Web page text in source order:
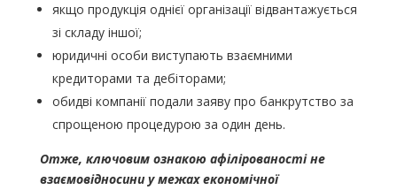
якщо продукція однієї організації відвантажується
зі складу іншої;
юридичні особи виступають взаємними
кредиторами та дебіторами;
обидві компанії подали заяву про банкрутство за
спрощеною процедурою за один день.
Отже, ключовим ознакою афілірованості не
взаємовідносини у межах економічної